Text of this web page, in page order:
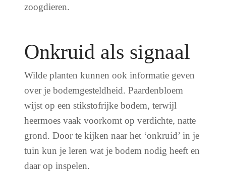
zoogdieren.
Onkruid als signaal
Wilde planten kunnen ook informatie geven
over je bodemgesteldheid. Paardenbloem
wijst op een stikstofrijke bodem, terwijl
heermoes vaak voorkomt op verdichte, natte
grond. Door te kijken naar het ‘onkruid’ in je
tuin kun je leren wat je bodem nodig heeft en
daar op inspelen.